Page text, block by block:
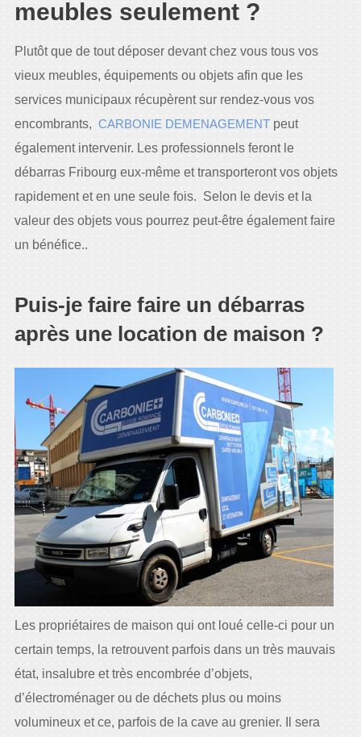
meubles seulement ?
Plutôt que de tout déposer devant chez vous tous vos
vieux meubles, équipements ou objets afin que les
services municipaux récupèrent sur rendez-vous vos
encombrants, CARBONIE DEMENAGEMENTpeut
également intervenir. Les professionnels feront le
débarras Fribourg eux-même et transporteront vos objets
rapidement et en une seule fois. Selon le devis et la
valeur des objets vous pourrez peut-être également faire
un bénéfice..
Puis-je faire faire un débarras
après une location de maison ?
Les propriétaires de maison qui ont loué celle-ci pour un
certain temps, la retrouvent parfois dans un très mauvais
état, insalubre et très encombrée d’objets,
d’électroménager ou de déchets plus ou moins
volumineux et ce, parfois de la cave au grenier. Il sera